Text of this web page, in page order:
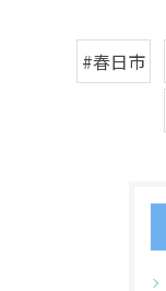
#春日市